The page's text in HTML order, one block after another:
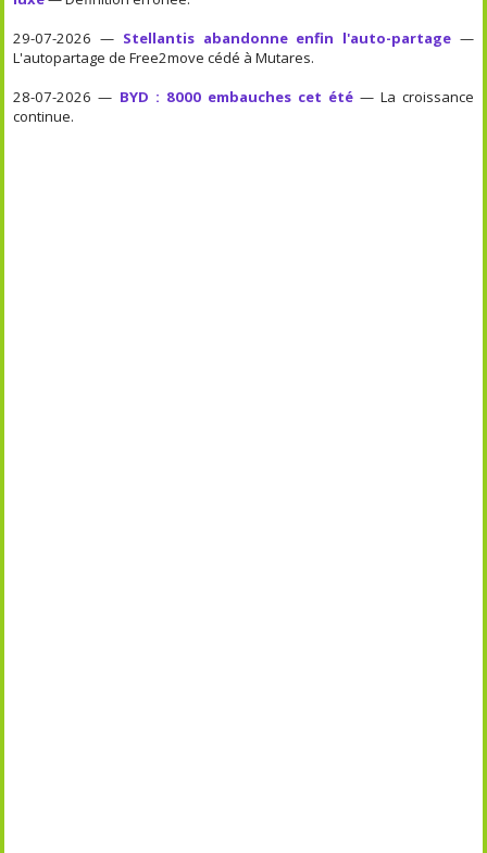
29-07-2026 — Stellantis abandonne enfin l'auto-partage—
L'autopartage de Free2move cédé à Mutares.
28-07-2026 — BYD : 8000 embauches cet été— La croissance
continue.